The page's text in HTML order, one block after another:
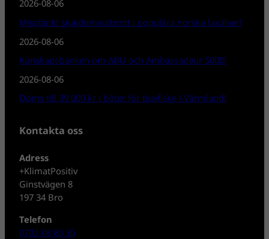
2026-08-06
Misstänkt sjukdomsutbrott i populära norska laxälvar!
2026-08-06
Kunskapsbanken om ABU och Ambassadeur 5000!
2026-08-06
Döms till 39 000 kr i böter för tjuvfiske i Värmland!
Kontakta oss
Adress
+KlimatPositiv
Ginstvägen 8
197 34 Bro
Telefon
0702-08 80 30